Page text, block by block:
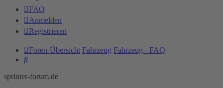
FAQ
Anmelden
Registrieren
Foren-Übersicht Fahrzeug Fahrzeug - FAQ
Suche
sprinter-forum.de